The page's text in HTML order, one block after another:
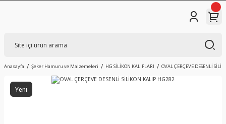
Anasayfa Şeker Hamuru ve Malzemeleri HG SİLİKON KALIPLARI OVAL ÇERÇEVE DESENLİ
Yeni